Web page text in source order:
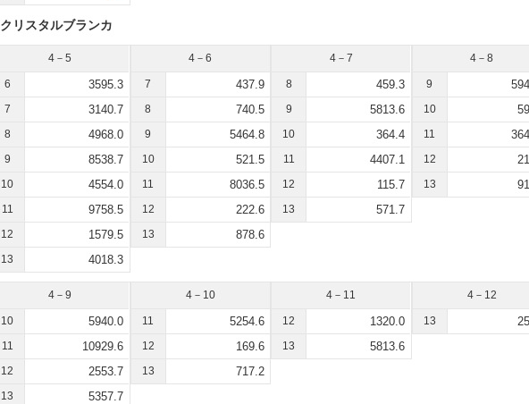
リスタルブランカ
4－5
6 3595.3
7 3140.7
8 4968.0
9 8538.7
10 4554.0
11 9758.5
12 1579.5
13 4018.3
4－6
7 437.9
8 740.5
9 5464.8
10 521.5
11 8036.5
12 222.6
13 878.6
4－7
8 459.3
9 5813.6
10 364.4
11 4407.1
12 115.7
13 571.7
4－8
9
10
11
12
13
4－9
10 5940.0
11 10929.6
12 2553.7
13 5357.7
4－10
11 5254.6
12 169.6
13 717.2
4－11
12 1320.0
13 5813.6
4－12
13